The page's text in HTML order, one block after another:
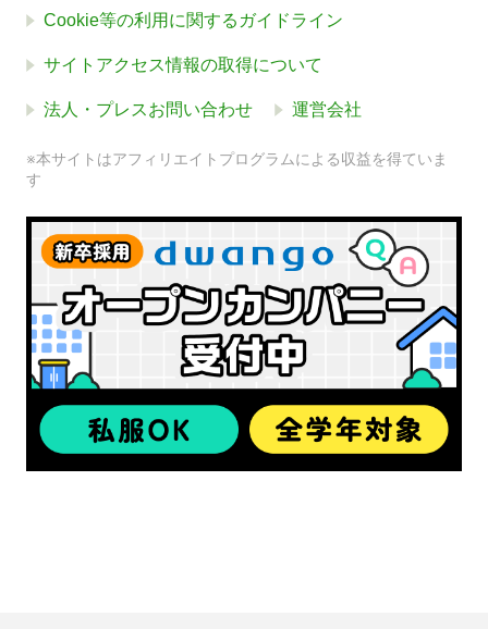
Cookie等の利用に関するガイドライン
サイトアクセス情報の取得について
法人・プレスお問い合わせ 運営会社
※本サイトはアフィリエイトプログラムによる収益を得ていま
す